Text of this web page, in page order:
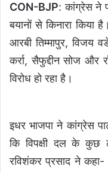
CON-BJP: कांग्रेस ने
बयानों से किनारा किया
आरबी तिम्मापुर, विजय
कर्रा, सैफुद्दीन सोज और
विरोध हो रहा है।
इधर भाजपा ने कांग्रेस
कि विपक्षी दल के कुछ
रविशंकर प्रसाद ने